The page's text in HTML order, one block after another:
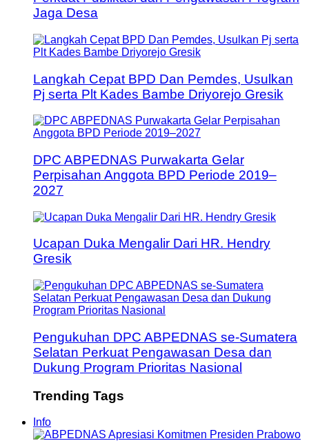
Jaga Desa
Langkah Cepat BPD Dan Pemdes, Usulkan
Pj serta Plt Kades Bambe Driyorejo Gresik
DPC ABPEDNAS Purwakarta Gelar
Perpisahan Anggota BPD Periode 2019–
2027
Ucapan Duka Mengalir Dari HR. Hendry
Gresik
Pengukuhan DPC ABPEDNAS se-Sumatera
Selatan Perkuat Pengawasan Desa dan
Dukung Program Prioritas Nasional
Trending Tags
Info